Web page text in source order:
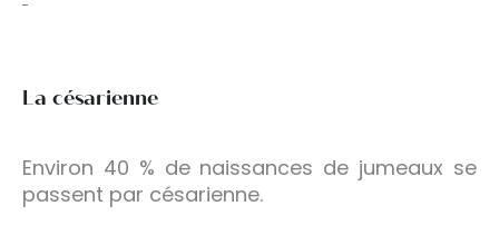
La césarienne
Environ 40 % de naissances de jumeaux se
passent par césarienne.